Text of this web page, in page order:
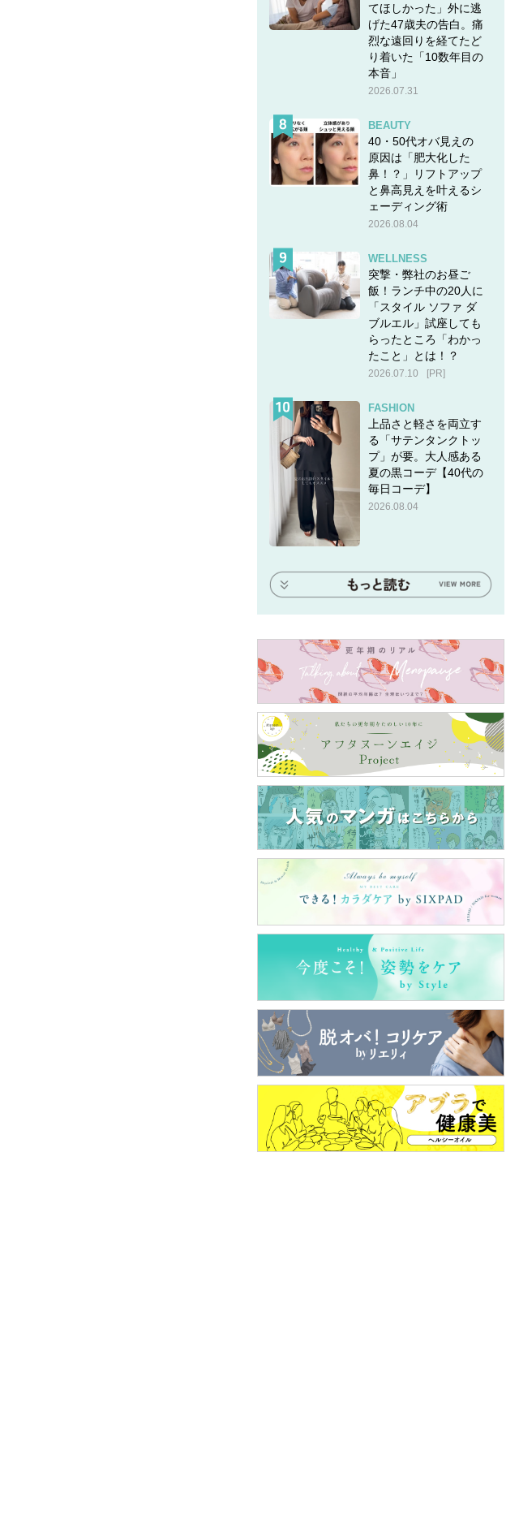
てほしかった」外に逃
げた47歳夫の告白。痛
烈な遠回りを経てたど
り着いた「10数年目の
本音」
2026.07.31
BEAUTY
40・50代オバ見えの
原因は「肥大化した
鼻！？」リフトアップ
と鼻高見えを叶えるシ
ェーディング術
2026.08.04
WELLNESS
突撃・弊社のお昼ご
飯！ランチ中の20人に
「スタイル ソファ ダ
ブルエル」試座しても
らったところ「わかっ
たこと」とは！？
2026.07.10 [PR]
FASHION
上品さと軽さを両立す
る「サテンタンクトッ
プ」が要。大人感ある
夏の黒コーデ【40代の
毎日コーデ】
2026.08.04